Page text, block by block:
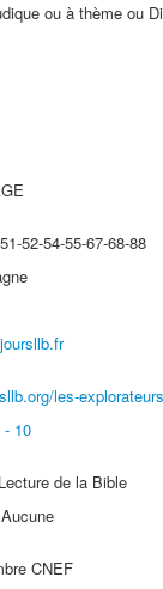
ou à thème ou
52-54-55-67-68-88
les-explorateurs
- 10
de la Bible
Aucune
CNEF